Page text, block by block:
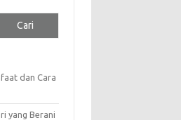
Cari
dan Cara
yang Berani